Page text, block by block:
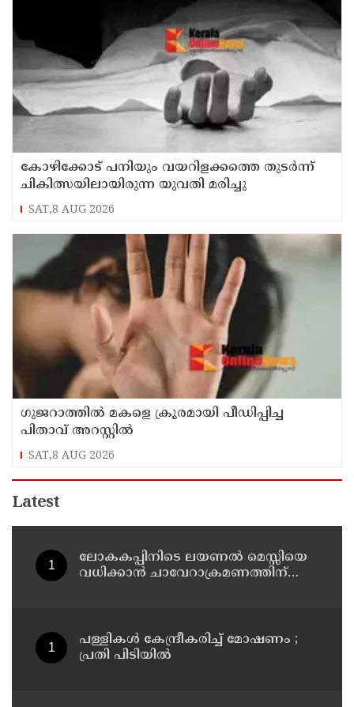
കോഴിക്കോട് പനിയും വയറിളക്കത്തെ തുടര്‍ന്ന്
ചികിത്സയിലായിരുന്ന യുവതി മരിച്ചു
SAT,8 AUG 2026
ഗുജറാത്തില്‍ മകളെ ക്രൂരമായി പീഡിപ്പിച്ച
പിതാവ് അറസ്റ്റില്‍
SAT,8 AUG 2026
Latest
ലോകകപ്പിനിടെ ലയണല്‍ മെസ്സിയെ
വധിക്കാൻ ചാവേറാക്രമണത്തിന്
പള്ളികള്‍ കേന്ദ്രീകരിച്ച് മോഷണം ;
പ്രതി പിടിയില്‍